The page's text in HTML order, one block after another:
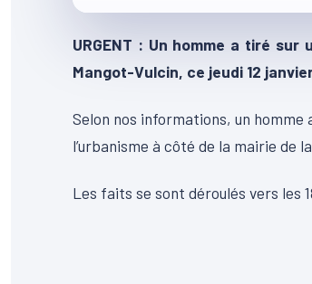
URGENT : Un homme a tiré sur
Mangot-Vulcin, ce jeudi 12
Selon nos informations, un
l’urbanisme à côté de la mairie de
Les faits se sont déroulés vers les